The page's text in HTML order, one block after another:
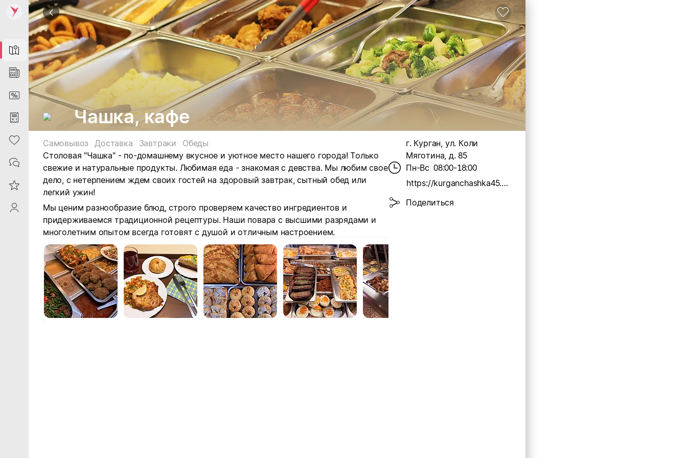
Map
News
DiscountCard
Purchases
Heart
Contacts
Reviews
ProfileSaby
Чашка, кафе
Самовывоз Доставка Завтраки
Обеды
Столовая "Чашка" - по-домашнему вкусное и уютное место нашего города! Только
свежие и натуральные продукты. Любимая еда - знакомая с девства. Мы любим свое
дело, с нетерпением ждем своих гостей на здоровый завтрак, сытный обед или
легкий ужин!
Мы ценим разнообразие блюд, строго проверяем качество ингредиентов и
придерживаемся традиционной рецептуры. Наши повара с высшими разрядами и
многолетним опытом всегда готовят с душой и отличным настроением.
г. Курган, ул. Коли
Мяготина, д. 85
Пн-Вс 08:00-18:00
https://kurganchashka45.wix.com/chashka
Поделиться